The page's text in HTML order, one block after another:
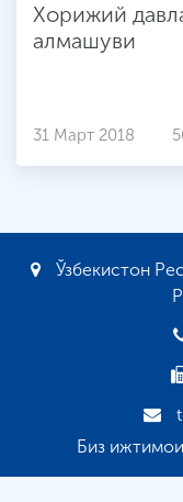
Хорижий
алмашуви
31 Март 2018
Ўзбекистон
Биз